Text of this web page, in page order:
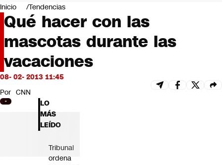
Negocios
Deportes
Programas completos
Cultura
Servicios
Bits
CNN tiempo
Futuro 360
Opinión
Inicio Tendencias
Qué hacer con las
mascotas durante las
vacaciones
08- 02- 2013 11:45
Por CNN
LO
MÁS
LEÍDO
Tribunal
ordena